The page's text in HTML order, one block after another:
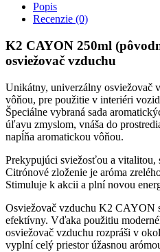
Popis
Recenzie (0)
K2 CAYON 250ml
osviežovač vzduchu
Unikátny, univerzálny osviežovač
vôňou, pre použitie v interiéri
Špeciálne vybraná sada
úľavu zmyslom, vnáša do
napĺňa aromatickou vôňou.
Prekypujúci sviežosťou a vitalitou,
Citrónové zloženie je aróma
Stimuluje k akcii a plní novou
Osviežovač vzduchu K2 CAYON
efektívny. Vďaka použitiu
osviežovač vzduchu rozpráši v
vyplní celý priestor úžasnou